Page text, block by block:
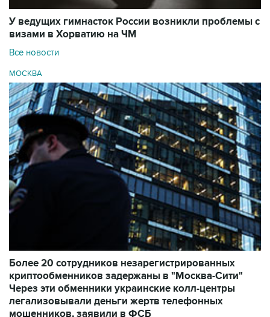
У ведущих гимнасток России возникли проблемы с
визами в Хорватию на ЧМ
Все новости
МОСКВА
Более 20 сотрудников незарегистрированных
криптообменников задержаны в "Москва-Сити"
Через эти обменники украинские колл-центры
легализовывали деньги жертв телефонных
мошенников, заявили в ФСБ